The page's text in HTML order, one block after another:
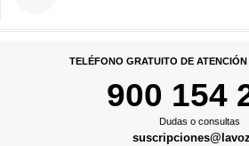
TELÉFONO GRATUITO DE
900 154
Dudas o consultas